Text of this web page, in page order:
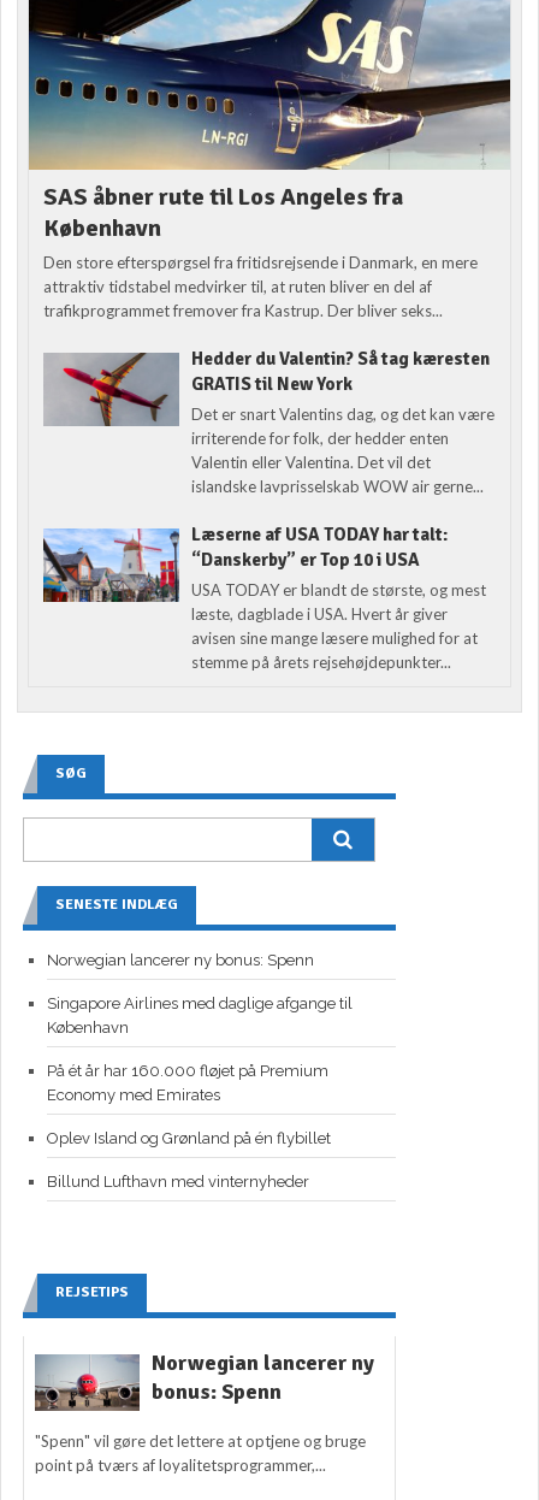
SAS åbner rute til Los Angeles fra
København
Den store efterspørgsel fra fritidsrejsende i Danmark, en mere
attraktiv tidstabel medvirker til, at ruten bliver en del af
trafikprogrammet fremover fra Kastrup. Der bliver seks...
Hedder du Valentin? Så tag kæresten
GRATIS til New York
Det er snart Valentins dag, og det kan være
irriterende for folk, der hedder enten
Valentin eller Valentina. Det vil det
islandske lavprisselskab WOW air gerne...
Læserne af USA TODAY har talt:
“Danskerby” er Top 10 i USA
USA TODAY er blandt de største, og mest
læste, dagblade i USA. Hvert år giver
avisen sine mange læsere mulighed for at
stemme på årets rejsehøjdepunkter...
SØG
SENESTE INDLÆG
Norwegian lancerer ny bonus: Spenn
Singapore Airlines med daglige afgange til
København
På ét år har 160.000 fløjet på Premium
Economy med Emirates
Oplev Island og Grønland på én flybillet
Billund Lufthavn med vinternyheder
REJSETIPS
Norwegian lancerer ny
bonus: Spenn
"Spenn" vil gøre det lettere at optjene og bruge
point på tværs af loyalitetsprogrammer,...